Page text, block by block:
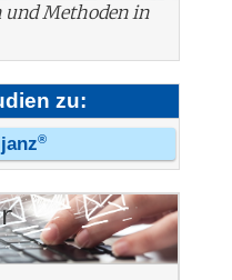
und Methoden in
zu:
®